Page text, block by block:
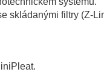
skládanými filtry (Z-